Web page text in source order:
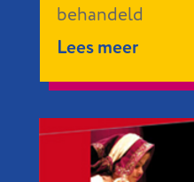
behandeld
Lees meer